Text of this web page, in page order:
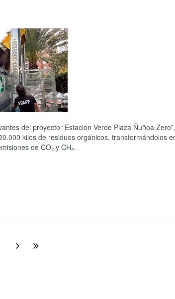
del proyecto “Estación Verde Plaza Ñuñoa
kilos de residuos orgánicos, transformándolos
de CO₂ y CH₄.